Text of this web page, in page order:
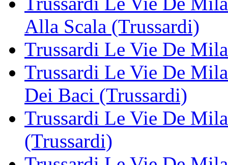
Alla Scala (Trussardi)
Trussardi Le Vie De
Trussardi Le Vie De
Dei Baci (Trussardi)
Trussardi Le Vie De
(Trussardi)